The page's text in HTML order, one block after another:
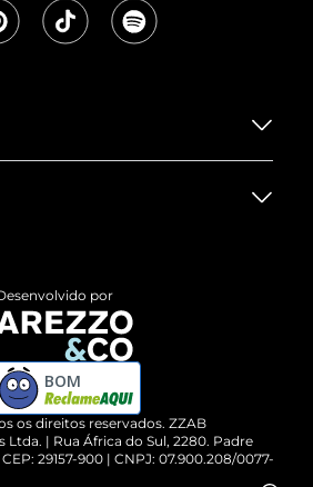
os direitos reservados. ZZAB
Ltda. | Rua África do Sul, 2280. Padre
29157-900 | CNPJ: 07.900.208/0077-
por
BOM